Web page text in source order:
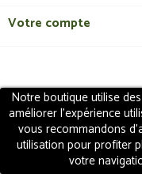
Notre boutique utilise
améliorer l'expérience
vous recommandons
utilisation pour profiter
votre
Votre compte
Copyright 2018 -
réservés | Création de